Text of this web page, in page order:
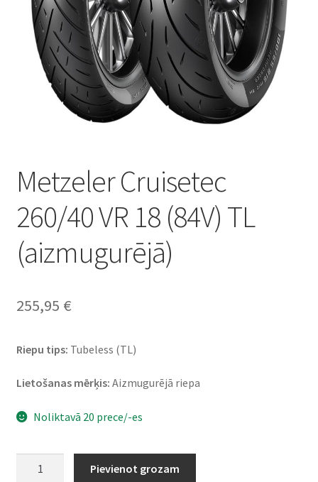
Metzeler Cruisetec
260/40 VR 18 (84V) TL
(aizmugurējā)
255,95 €
Riepu tips: Tubeless (TL)
Lietošanas mērķis: Aizmugurējā riepa
Noliktavā 20 prece/-es
Pievienot grozam